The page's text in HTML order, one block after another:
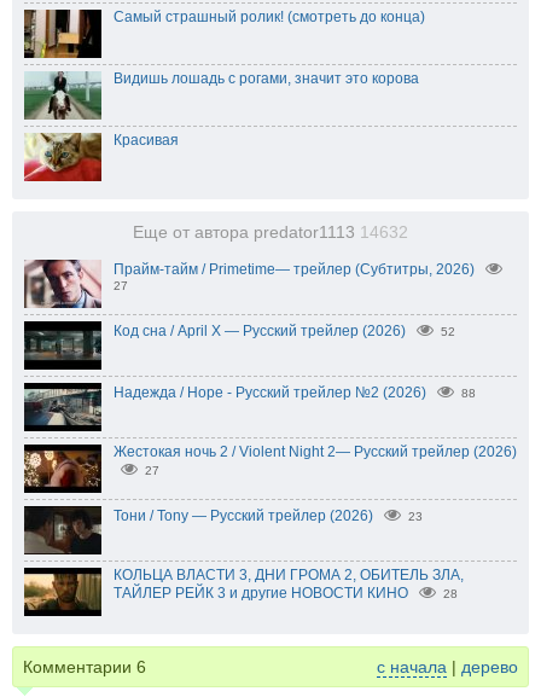
Самый страшный ролик! (смотреть до конца)
Видишь лошадь с рогами, значит это корова
Красивая
Еще от автора predator1113 14632
Прайм-тайм / Primetime— трейлер (Субтитры, 2026)
27
Код сна / April X — Русский трейлер (2026) 52
Надежда / Hope - Русский трейлер №2 (2026) 88
Жестокая ночь 2 / Violent Night 2— Русский трейлер (2026)
27
Тони / Tony — Русский трейлер (2026) 23
КОЛЬЦА ВЛАСТИ 3, ДНИ ГРОМА 2, ОБИТЕЛЬ ЗЛА,
ТАЙЛЕР РЕЙК 3 и другие НОВОСТИ КИНО
28
Комментарии 6 с начала | дерево